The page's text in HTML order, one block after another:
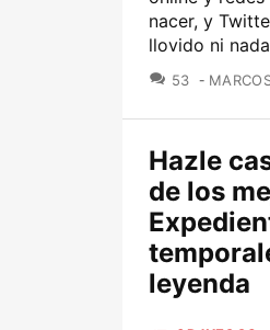
nacer, y
llovido ni
53
Hazle
de los
leyenda